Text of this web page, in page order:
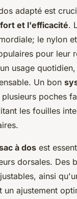
adapté est
et l'efficacité.
le nylon
pour leur
usage
Un bon
poches
les fouilles
à dos est
dorsales. Des
ainsi
un ajustement